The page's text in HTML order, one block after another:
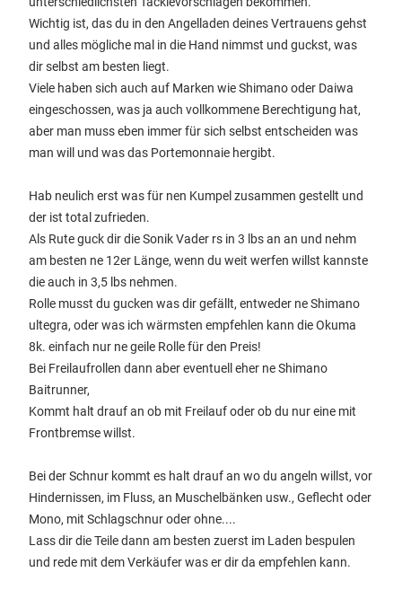
Wichtig ist, das du in den Angelladen deines Vertrauens gehst
und alles mögliche mal in die Hand nimmst und guckst, was
dir selbst am besten liegt.
Viele haben sich auch auf Marken wie Shimano oder Daiwa
eingeschossen, was ja auch vollkommene Berechtigung hat,
aber man muss eben immer für sich selbst entscheiden was
man will und was das Portemonnaie hergibt.
Hab neulich erst was für nen Kumpel zusammen gestellt und
der ist total zufrieden.
Als Rute guck dir die Sonik Vader rs in 3 lbs an an und nehm
am besten ne 12er Länge, wenn du weit werfen willst kannste
die auch in 3,5 lbs nehmen.
Rolle musst du gucken was dir gefällt, entweder ne Shimano
ultegra, oder was ich wärmsten empfehlen kann die Okuma
8k. einfach nur ne geile Rolle für den Preis!
Bei Freilaufrollen dann aber eventuell eher ne Shimano
Baitrunner,
Kommt halt drauf an ob mit Freilauf oder ob du nur eine mit
Frontbremse willst.
Bei der Schnur kommt es halt drauf an wo du angeln willst, vor
Hindernissen, im Fluss, an Muschelbänken usw., Geflecht oder
Mono, mit Schlagschnur oder ohne....
Lass dir die Teile dann am besten zuerst im Laden bespulen
und rede mit dem Verkäufer was er dir da empfehlen kann.